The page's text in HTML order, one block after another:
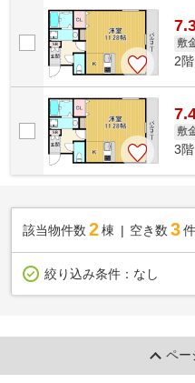
敷
2
敷
3
該当物件数 2棟 空き数 3 件
絞り込み条件： なし
ペー